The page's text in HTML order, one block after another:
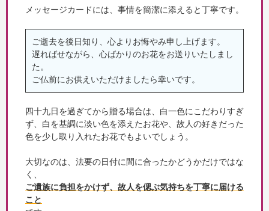
メッセージカードには、事情を簡潔に添えると丁寧です。
ご逝去を後日知り、心よりお悔やみ申し上げます。
遅ればせながら、心ばかりのお花をお送りいたしまし
た。
ご仏前にお供えいただけましたら幸いです。
四十九日を過ぎてから贈る場合は、白一色にこだわりすぎ
ず、白を基調に淡い色を添えたお花や、故人の好きだった
色を少し取り入れたお花でもよいでしょう。
大切なのは、法要の日付に間に合ったかどうかだけではな
く、
ご遺族に負担をかけず、故人を偲ぶ気持ちを丁寧に届ける
こと